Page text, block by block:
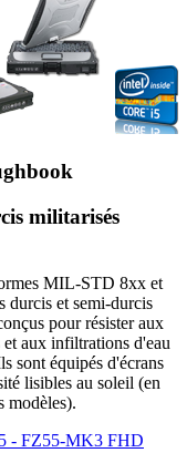
militarisés
MIL-STD 8xx et
durcis et semi-durcis
pour résister aux
et aux infiltrations d'eau
sont équipés d'écrans
lisibles au soleil (en
modèles).
- FZ55-MK3 FHD